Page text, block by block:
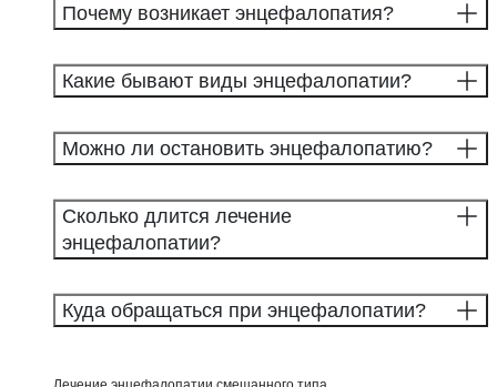
Почему возникает энцефалопатия?
Какие бывают виды энцефалопатии?
Можно ли остановить энцефалопатию?
Сколько длится лечение
энцефалопатии?
Куда обращаться при энцефалопатии?